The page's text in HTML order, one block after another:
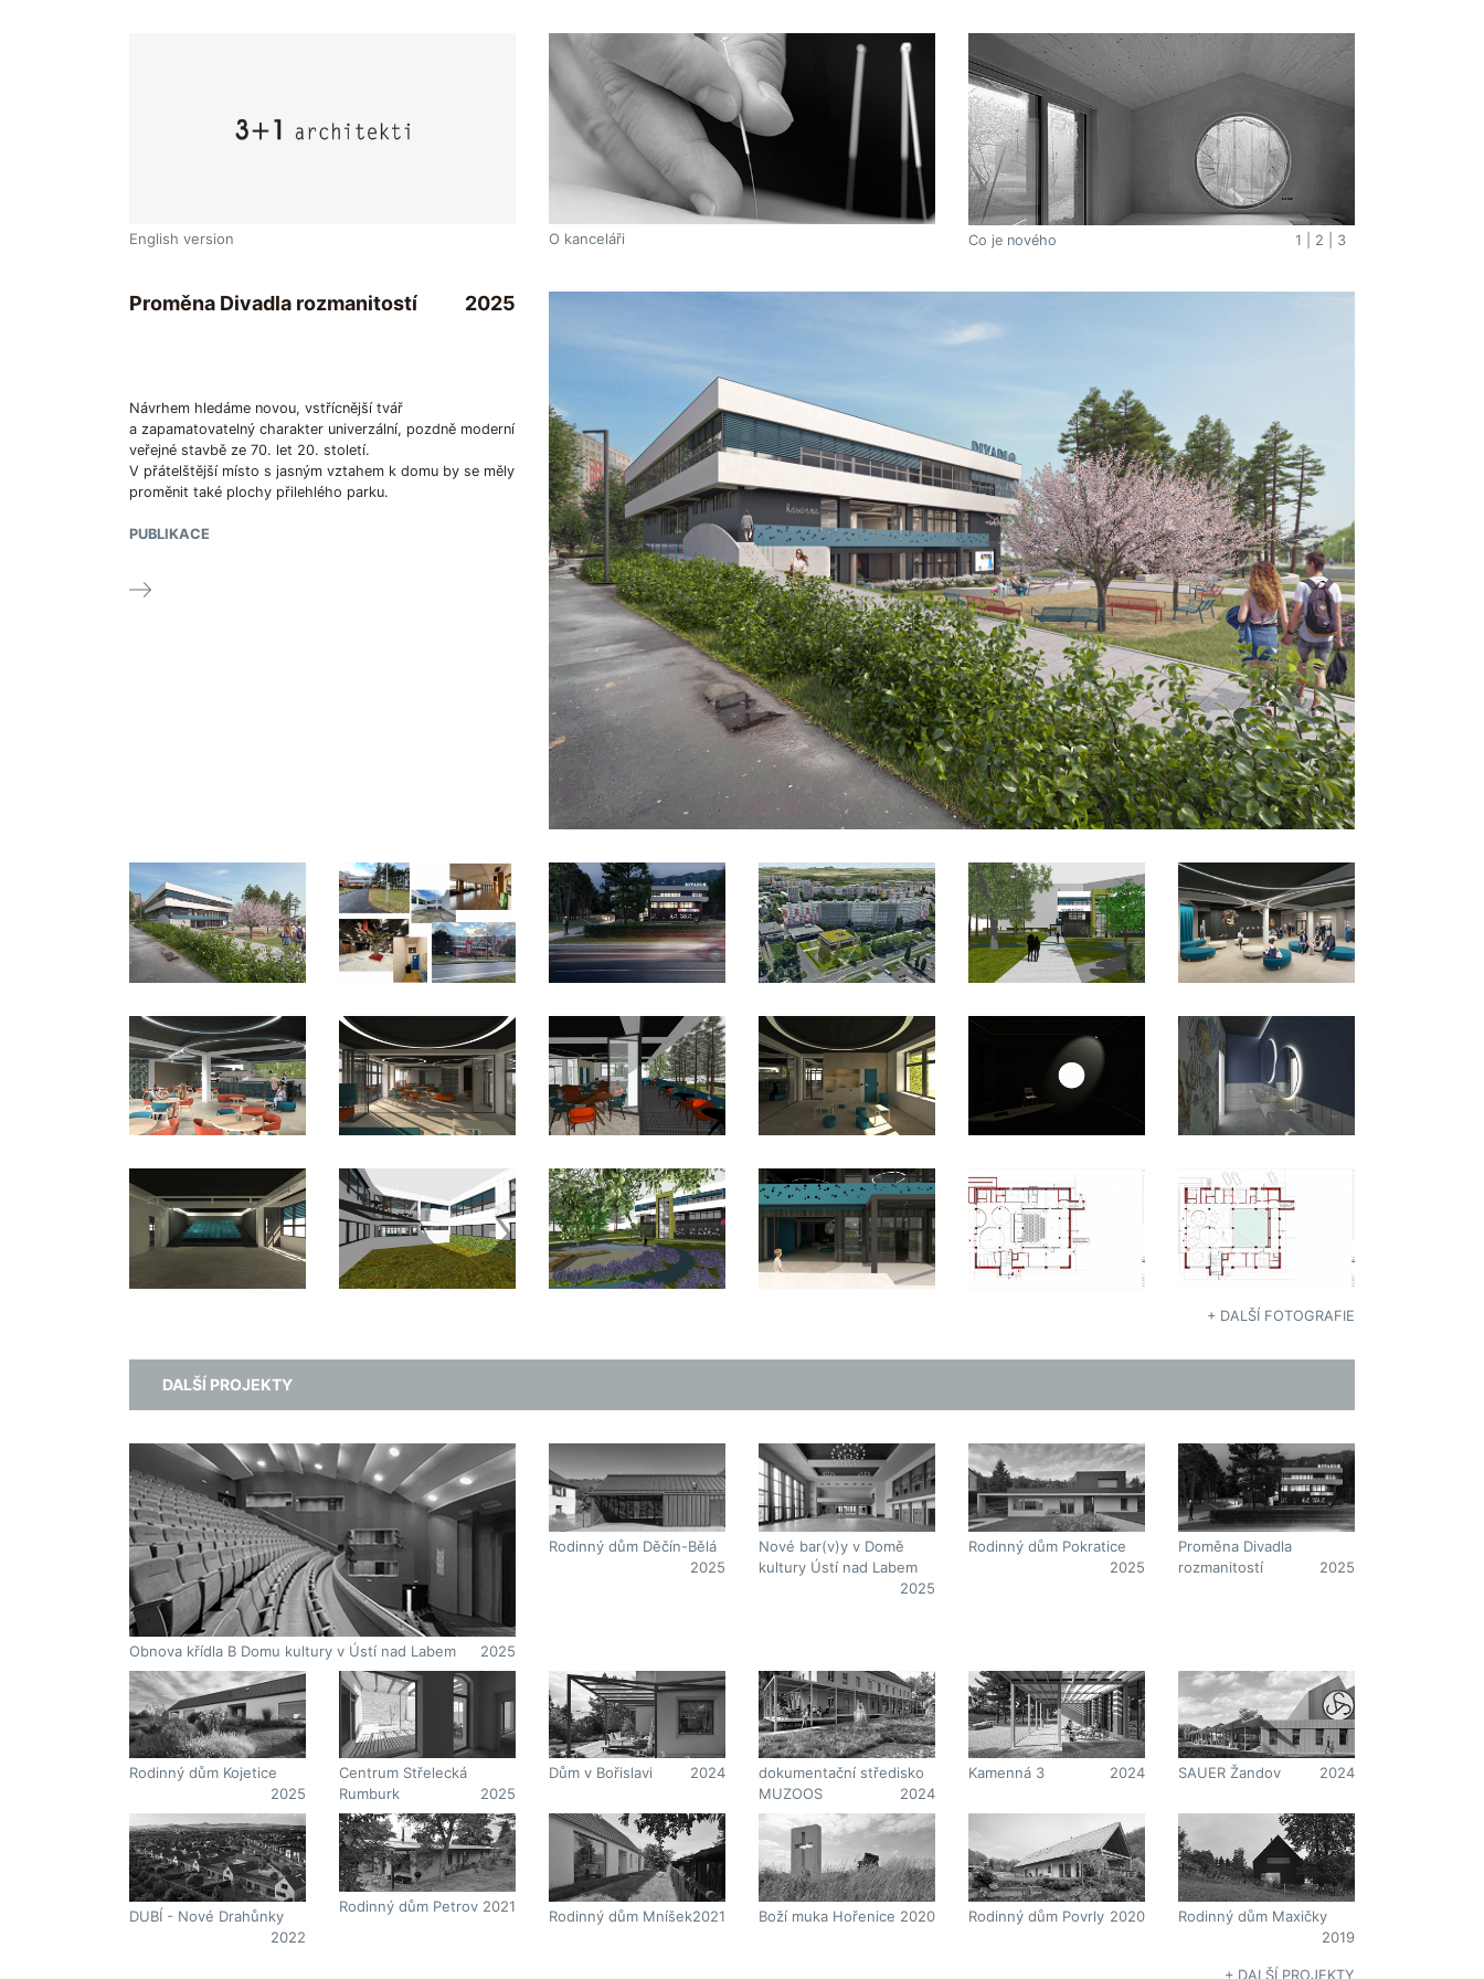
English version O kanceláři 1 2 3
Co je nového
2025
Proměna Divadla rozmanitostí
Návrhem hledáme novou, vstřícnější tvář
a zapamatovatelný charakter univerzální, pozdně moderní
veřejné stavbě ze 70. let 20. století.
V přátelštější místo s jasným vztahem k domu by se měly
proměnit také plochy přilehlého parku.
PUBLIKACE
+ DALŠÍ FOTOGRAFIE
DALŠÍ PROJEKTY
Obnova křídla B Domu kultury v Ústí nad Labem 2025
Rodinný dům Děčín-Bělá
2025
Nové bar(v)y v Domě
kultury Ústí nad Labem
2025
Rodinný dům Pokratice
2025
Proměna Divadla
rozmanitostí
2025
Rodinný dům Kojetice
2025
Centrum Střelecká
Rumburk
2025
Dům v Bořislavi 2024
dokumentační středisko
MUZOOS
2024
Kamenná 3 2024 SAUER Žandov 2024
DUBÍ - Nové Drahůnky
2022
Rodinný dům Petrov 2021
Rodinný dům Mníšek2021 Boží muka Hořenice 2020 Rodinný dům Povrly 2020
Rodinný dům Maxičky
2019
+ DALŠÍ PROJEKTY